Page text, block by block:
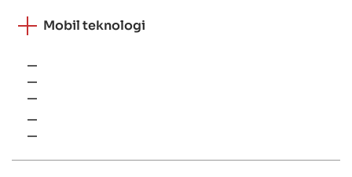
Mobil teknologi